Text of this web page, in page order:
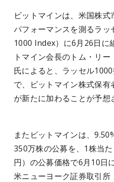
ビットマインは、米国株
パフォーマンスを測るラ
1000 Index）に6月26日に
トマイン会長のトム・リ
氏によると、ラッセル
で、ビットマイン株式保
が新たに加わることが予想
またビットマインは、
350万株の公募を、1株当
円）の公募価格で6月10日
米ニューヨーク証券取引所